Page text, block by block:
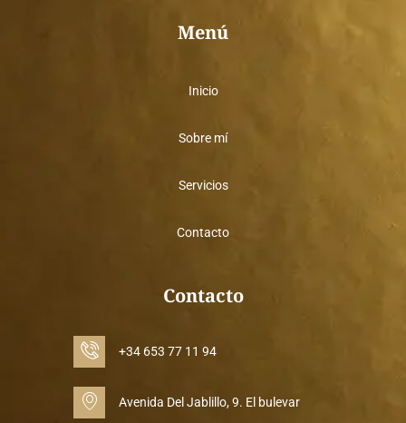
r
a
a
c
Menú
Inicio
Sobre mí
Servicios
Contacto
Contacto
+34 653 77 11 94
Avenida Del Jablillo, 9. El bulevar